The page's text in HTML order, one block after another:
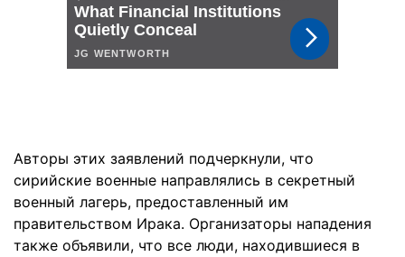
Авторы этих заявлений подчеркнули, что
сирийские военные направлялись в секретный
военный лагерь, предоставленный им
правительством Ирака. Организаторы нападения
также объявили, что все люди, находившиеся в